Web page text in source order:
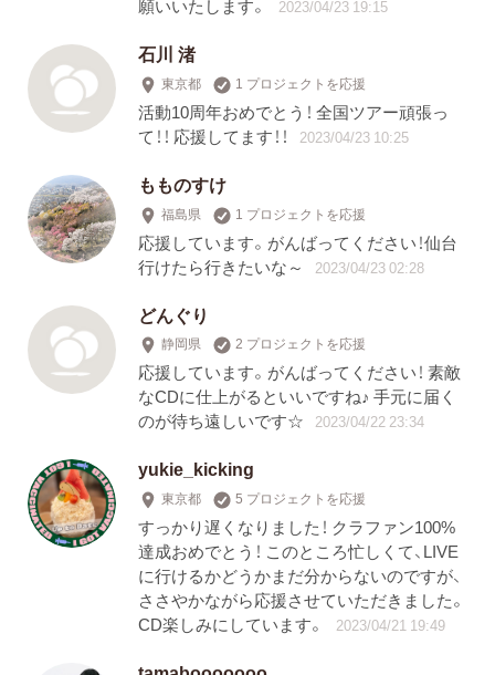
願いいたします。
2023/04/23 19:15
石川 渚
東京都 1 プロジェクトを応援
活動10周年おめでとう！ 全国ツアー頑張っ
て！！ 応援してます！！
2023/04/23 10:25
もものすけ
福島県 1 プロジェクトを応援
応援しています。がんばってください！仙台
行けたら行きたいな～
2023/04/23 02:28
どんぐり
静岡県 2 プロジェクトを応援
応援しています。がんばってください！ 素敵
なCDに仕上がるといいですね♪ 手元に届く
のが待ち遠しいです☆
2023/04/22 23:34
yukie_kicking
東京都 5 プロジェクトを応援
すっかり遅くなりました！ クラファン100%
達成おめでとう！ このところ忙しくて、LIVE
に行けるかどうかまだ分からないのですが、
ささやかながら応援させていただきました。
CD楽しみにしています。
2023/04/21 19:49